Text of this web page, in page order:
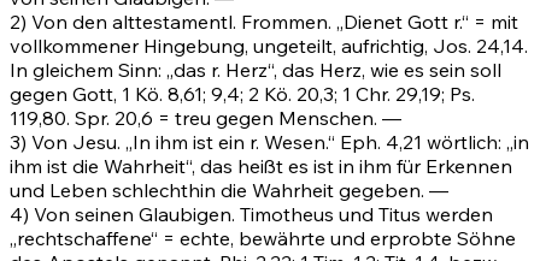
2) Von den alttestamentl. Frommen. „Dienet Gott r.“ = mit
vollkommener Hingebung, ungeteilt, aufrichtig, Jos. 24,14.
In gleichem Sinn: „das r. Herz“, das Herz, wie es sein soll
gegen Gott, 1 Kö. 8,61; 9,4; 2 Kö. 20,3; 1 Chr. 29,19; Ps.
119,80. Spr. 20,6 = treu gegen Menschen. —
3) Von Jesu. „In ihm ist ein r. Wesen.“ Eph. 4,21 wörtlich: „in
ihm ist die Wahrheit“, das heißt es ist in ihm für Erkennen
und Leben schlechthin die Wahrheit gegeben. —
4) Von seinen Glaubigen. Timotheus und Titus werden
„rechtschaffene“ = echte, bewährte und erprobte Söhne